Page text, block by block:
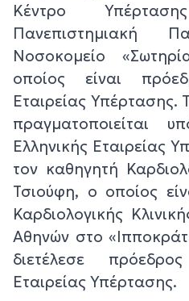
Κέντρο
Πανεπιστημιακή
Νοσοκομείο
οποίος είναι
Εταιρείας
πραγματοποιείται
Ελληνικής Εταιρείας
τον καθηγητή
Τσιούφη, ο οποίος
Καρδιολογικής
Αθηνών στο
διετέλεσε
Εταιρείας Υπέρτασης.